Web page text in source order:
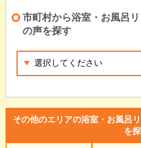
市町村から浴室・お風呂
の声を探す
その他のエリアの浴室・お風呂
を